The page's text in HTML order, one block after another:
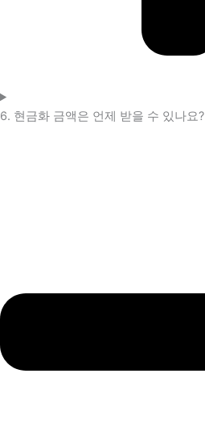
6. 현금화 금액은 언제 받을 수 있나요?